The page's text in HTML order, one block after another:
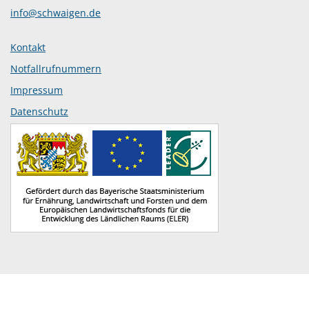
info@schwaigen.de
Kontakt
Notfallrufnummern
Impressum
Datenschutz